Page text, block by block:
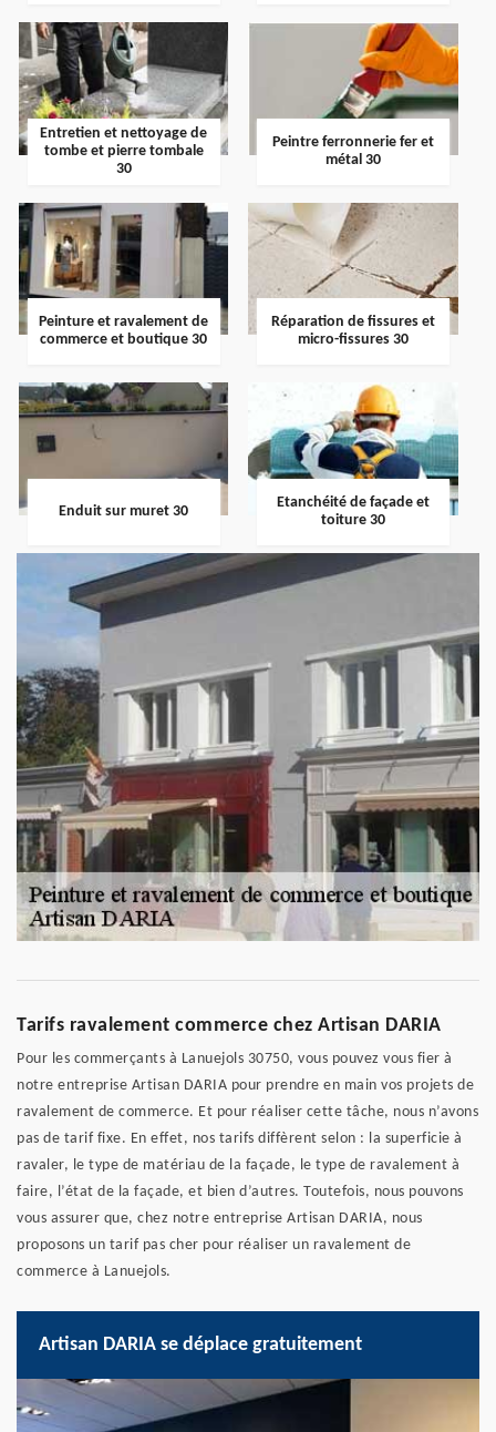
Entretien et nettoyage de
tombe et pierre tombale
30
Peintre ferronnerie fer et
métal 30
Peinture et ravalement de
commerce et boutique 30
Réparation de fissures et
micro-fissures 30
Enduit sur muret 30
Etanchéité de façade et
toiture 30
Tarifs ravalement commerce chez Artisan DARIA
Pour les commerçants à Lanuejols 30750, vous pouvez vous fier à
notre entreprise Artisan DARIA pour prendre en main vos projets de
ravalement de commerce. Et pour réaliser cette tâche, nous n’avons
pas de tarif fixe. En effet, nos tarifs diffèrent selon : la superficie à
ravaler, le type de matériau de la façade, le type de ravalement à
faire, l’état de la façade, et bien d’autres. Toutefois, nous pouvons
vous assurer que, chez notre entreprise Artisan DARIA, nous
proposons un tarif pas cher pour réaliser un ravalement de
commerce à Lanuejols.
Artisan DARIA se déplace gratuitement